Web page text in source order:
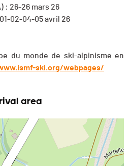
: 26-26 mars 26
02-04-05 avril 26
du monde de ski-alpinisme en
ski.org/webpages/
area